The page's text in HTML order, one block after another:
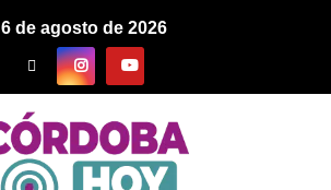
6 de agosto de 2026